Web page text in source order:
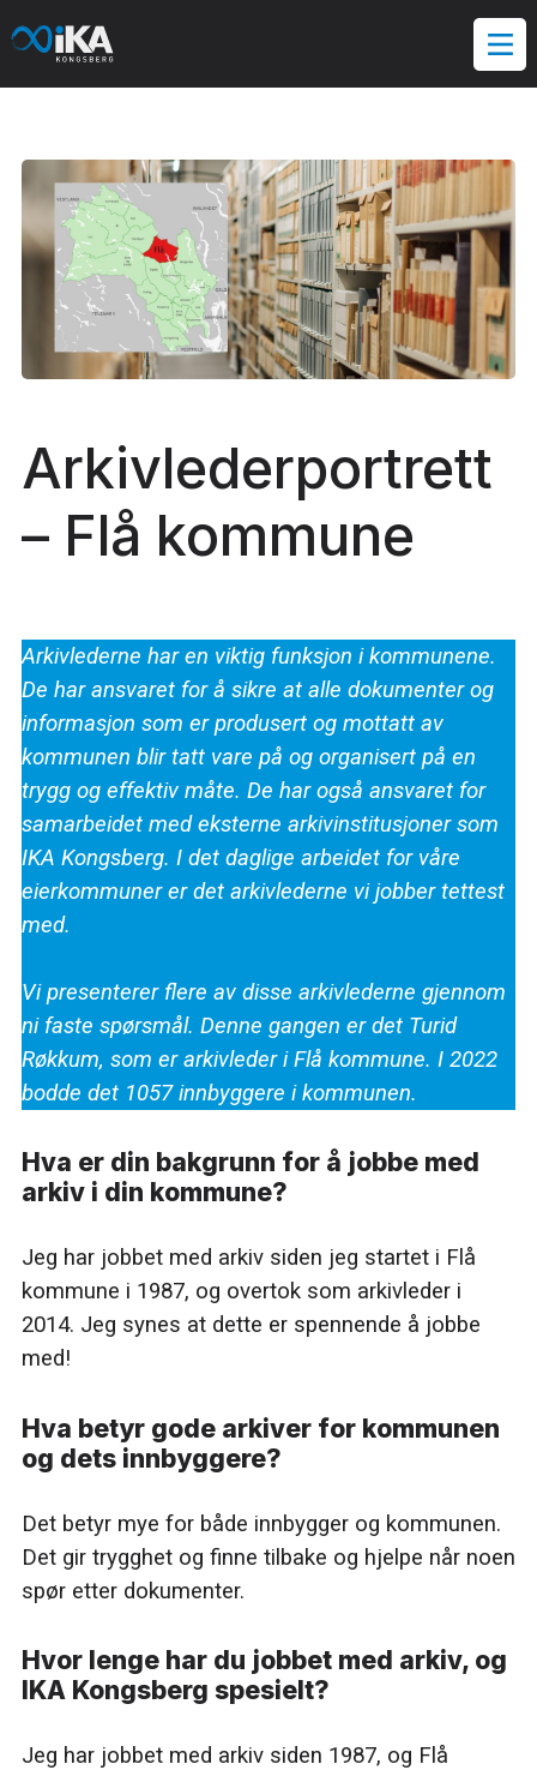
Hopp
til
Arkivlederportrett
– Flå kommune
Arkivlederne har en viktig funksjon i kommunene.
De har ansvaret for å sikre at alle dokumenter og
informasjon som er produsert og mottatt av
kommunen blir tatt vare på og organisert på en
trygg og effektiv måte. De har også ansvaret for
samarbeidet med eksterne arkivinstitusjoner som
IKA Kongsberg. I det daglige arbeidet for våre
eierkommuner er det arkivlederne vi jobber tettest
med.
Vi presenterer flere av disse arkivlederne gjennom
ni faste spørsmål. Denne gangen er det Turid
Røkkum, som er arkivleder i Flå kommune. I 2022
bodde det 1057 innbyggere i kommunen.
Hva er din bakgrunn for å jobbe med
arkiv i din kommune?
Jeg har jobbet med arkiv siden jeg startet i Flå
kommune i 1987, og overtok som arkivleder i
2014. Jeg synes at dette er spennende å jobbe
med!
Hva betyr gode arkiver for kommunen
og dets innbyggere?
Det betyr mye for både innbygger og kommunen.
Det gir trygghet og finne tilbake og hjelpe når noen
spør etter dokumenter.
Hvor lenge har du jobbet med arkiv, og
IKA Kongsberg spesielt?
Jeg har jobbet med arkiv siden 1987, og Flå